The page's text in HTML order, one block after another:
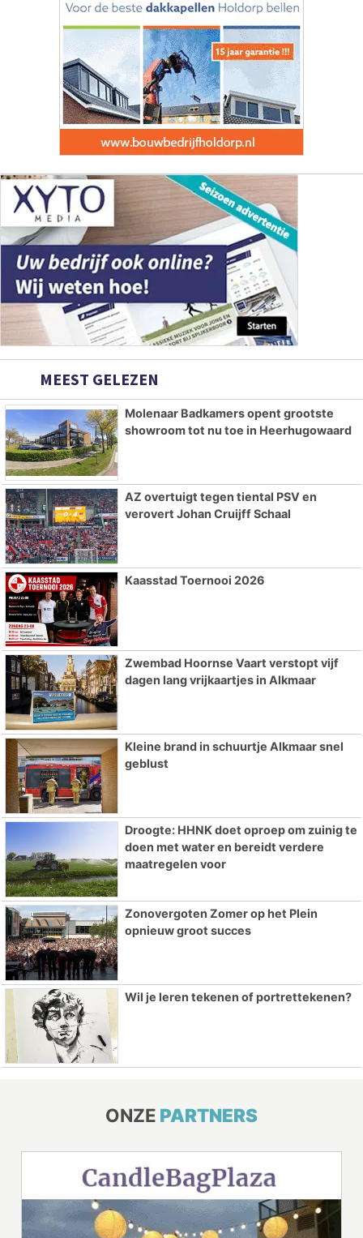
MEEST GELEZEN
Molenaar Badkamers opent grootste
showroom tot nu toe in Heerhugowaard
AZ overtuigt tegen tiental PSV en
verovert Johan Cruijff Schaal
Kaasstad Toernooi 2026
Zwembad Hoornse Vaart verstopt vijf
dagen lang vrijkaartjes in Alkmaar
Kleine brand in schuurtje Alkmaar snel
geblust
Droogte: HHNK doet oproep om zuinig te
doen met water en bereidt verdere
maatregelen voor
Zonovergoten Zomer op het Plein
opnieuw groot succes
Wil je leren tekenen of portrettekenen?
ONZE PARTNERS